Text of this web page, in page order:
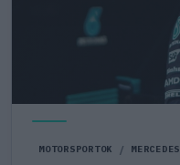
MOTORSPORTOK / MERCEDES